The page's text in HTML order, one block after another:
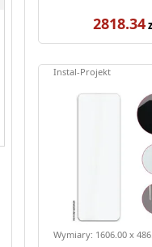
2818.34
Wymiary: 1606.00 x
Instal-Projekt